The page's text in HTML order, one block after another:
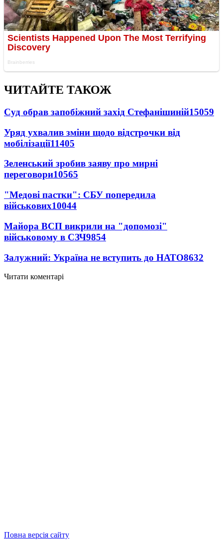
ЧИТАЙТЕ ТАКОЖ
Суд обрав запобіжний захід Стефанішиній15059
Уряд ухвалив зміни щодо відстрочки від
мобілізації11405
Зеленський зробив заяву про мирні
переговори10565
"Медові пастки": СБУ попередила
військових10044
Майора ВСП викрили на "допомозі"
військовому в СЗЧ9854
Залужний: Україна не вступить до НАТО8632
Читати коментарі
Повна версія сайту